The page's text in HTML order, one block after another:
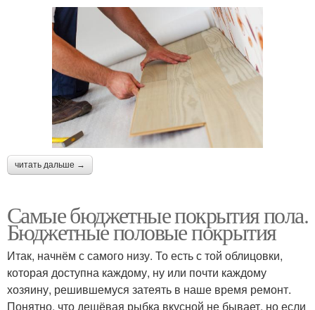
читать дальше →
Самые бюджетные покрытия пола.
Бюджетные половые покрытия
Итак, начнём с самого низу. То есть с той облицовки,
которая доступна каждому, ну или почти каждому
хозяину, решившемуся затеять в наше время ремонт.
Понятно, что дешёвая рыбка вкусной не бывает, но если